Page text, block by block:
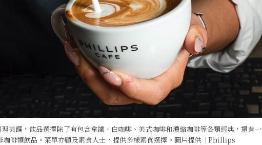
美饌，飲品選擇除了有包含拿鐵、白咖啡、美式咖啡和濃縮咖啡等各類經典，還有一
咖啡類飲品。菜單亦顧及素食人士，提供多樣素食選擇。圖片提供｜Phillips